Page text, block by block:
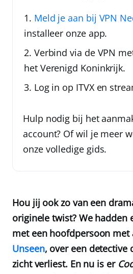
Meld je aan bij VPN
installeer onze app.
Verbind via de VPN
het Verenigd Koninkrijk.
Log in op ITVX en
Hulp nodig bij het
account? Of wil je meer
onze volledige gids.
Hou jij ook zo van een
originele twist? We hadden
met een hoofdpersoon met
Unseen, over een detective
zicht verliest. En nu is er